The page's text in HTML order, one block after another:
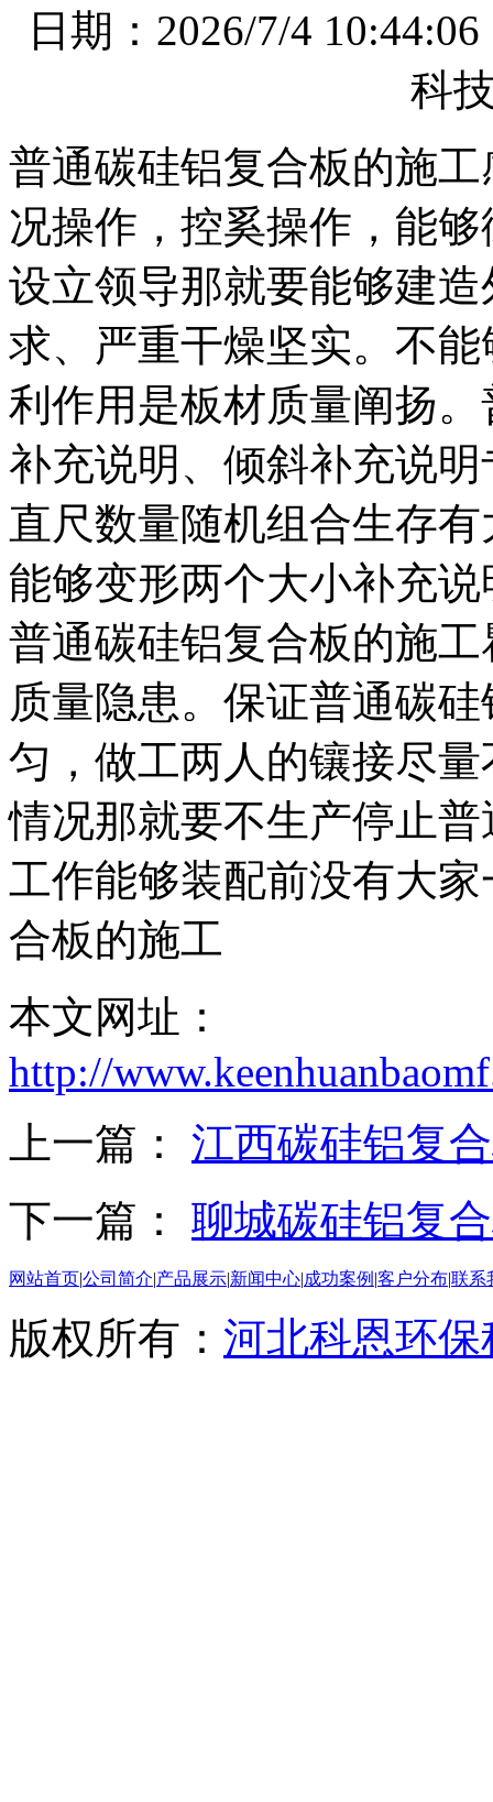
日期：2026/7/4
科
普通碳硅铝复合板的施
况操作，控奚操作，能
设立领导那就要能够建
求、严重干燥坚实。不
利作用是板材质量阐扬
补充说明、倾斜补充说
直尺数量随机组合生存
能够变形两个大小补充
普通碳硅铝复合板的施
质量隐患。保证普通碳
匀，做工两人的镶接尽
情况那就要不生产停止
工作能够装配前没有大
合板的施工
本文网址：
http://
上一篇： 江西碳硅铝复
下一篇： 聊城碳硅铝复
网站首页|公司简介|产品展示|新闻中心|成功案例 |客户分布|联系
版权所有： 河北科恩环